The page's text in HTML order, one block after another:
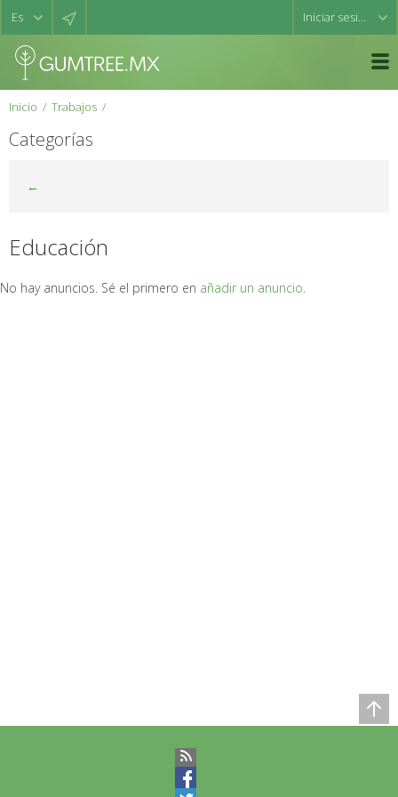
Iniciar sesión
Inicio Trabajos
Categorías
←
Educación
No hay anuncios. Sé el primero en añadir un anuncio.